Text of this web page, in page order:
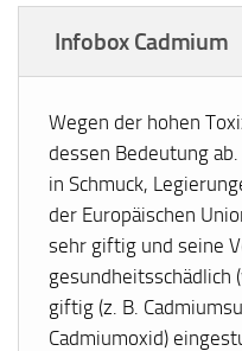
Infobox Cadmium
Wegen der hohen
dessen Bedeutung
in Schmuck,
der Europäischen
sehr giftig und seine
gesundheitsschädlich
giftig (z. B.
Cadmiumoxid)